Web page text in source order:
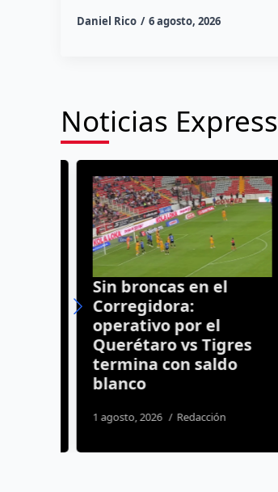
Daniel Rico 6 agosto, 2026
Noticias Express
Sin broncas en el
Corregidora:
operativo por el
Querétaro vs Tigres
termina con saldo
blanco
1 agosto, 2026 Redacción